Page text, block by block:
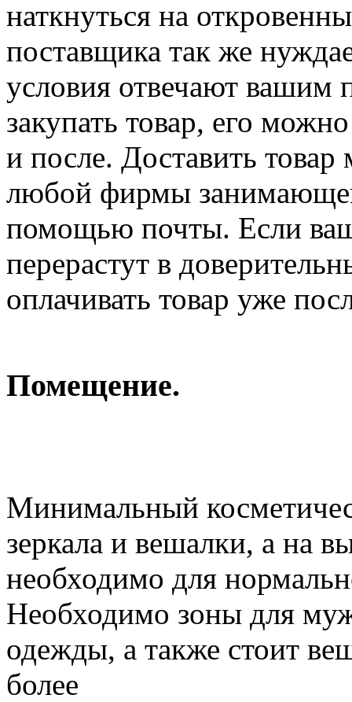
наткнуться на
поставщика так же
условия отвечают вашим
закупать товар, его
и после. Доставить
любой фирмы
помощью почты. Если
перерастут в
оплачивать товар уже
Помещение.
Минимальный
зеркала и вешалки, а на
необходимо для
Необходимо зоны для
одежды, а также стоит
более